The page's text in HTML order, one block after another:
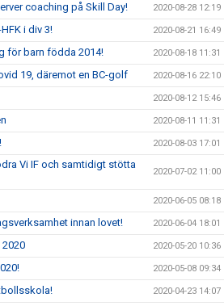
coaching på Skill Day! 2020-08-28 12:19
i div 3! 2020-08-21 16:49
för barn födda 2014! 2020-08-18 11:31
19, däremot en BC-golf 2020-08-16 22:10
2020-08-12 15:46
2020-08-11 11:31
2020-08-03 17:01
Vi IF och samtidigt stötta
2020-07-02 11:00
2020-06-05 08:18
innan lovet! 2020-06-04 18:01
2020 2020-05-20 10:36
2020-05-08 09:34
2020-04-23 14:07